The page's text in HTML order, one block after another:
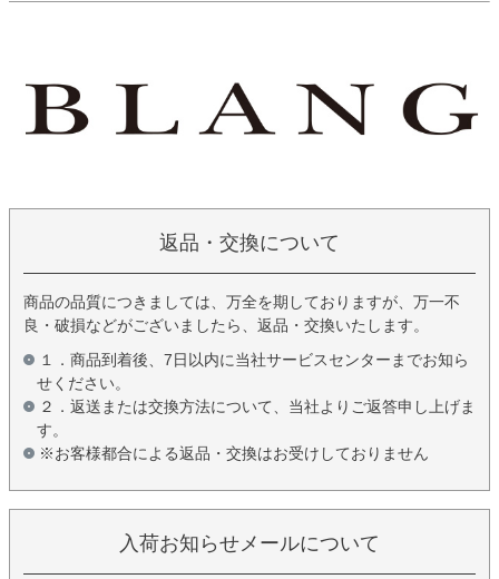
返品・交換について
商品の品質につきましては、万全を期しておりますが、万一不
良・破損などがございましたら、返品・交換いたします。
１．商品到着後、7日以内に当社サービスセンターまでお知ら
せください。
２．返送または交換方法について、当社よりご返答申し上げま
す。
※お客様都合による返品・交換はお受けしておりません
入荷お知らせメールについて